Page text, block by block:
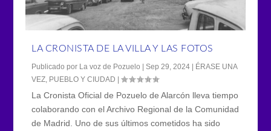
LA CRONISTA DE LA VILLA Y LAS FOTOS
Publicado por La voz de Pozuelo |Sep 29, 2024 | ÉRASE UNA
VEZ PUEBLO Y CIUDAD |
La Cronista Oficial de Pozuelo de Alarcón lleva tiempo
colaborando con el Archivo Regional de la Comunidad
de Madrid. Uno de sus últimos cometidos ha sido